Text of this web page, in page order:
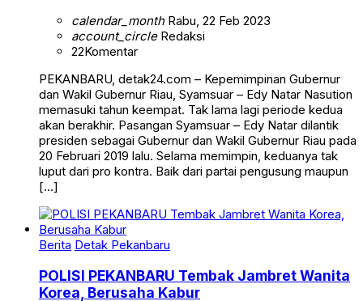
calendar_monthRabu, 22 Feb 2023
account_circleRedaksi
22Komentar
PEKANBARU, detak24.com – Kepemimpinan Gubernur
dan Wakil Gubernur Riau, Syamsuar – Edy Natar Nasution
memasuki tahun keempat. Tak lama lagi periode kedua
akan berakhir. Pasangan Syamsuar – Edy Natar dilantik
presiden sebagai Gubernur dan Wakil Gubernur Riau pada
20 Februari 2019 lalu. Selama memimpin, keduanya tak
luput dari pro kontra. Baik dari partai pengusung maupun
[…]
Berita Detak Pekanbaru
POLISI PEKANBARU Tembak Jambret Wanita
Korea, Berusaha Kabur